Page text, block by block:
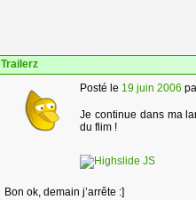
Trailerz
Posté le 19 juin 2006
Je continue dans ma
du flim !
Bon ok, demain j’arrête :]